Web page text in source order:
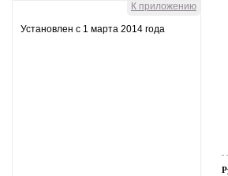
К приложению
Установлен с 1 марта 2014 года